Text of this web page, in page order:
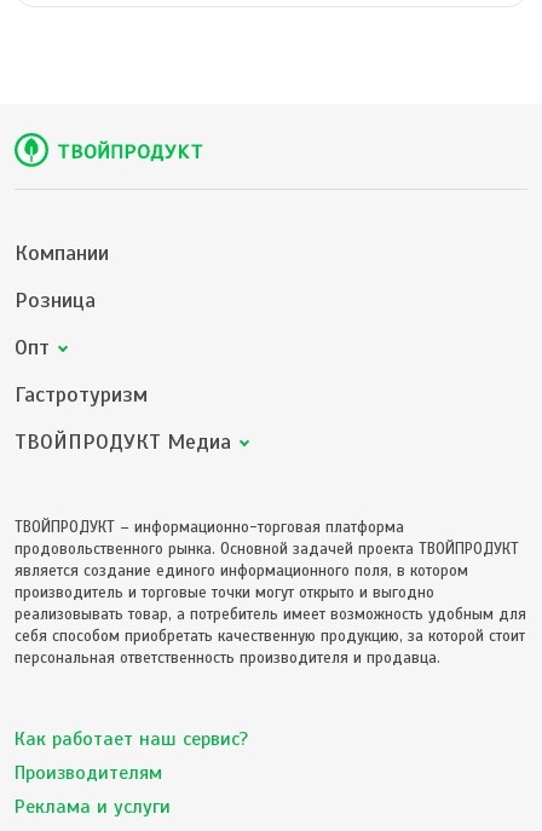
Компании
Розница
Опт
Гастротуризм
ТВОЙПРОДУКТ Медиа
ТВОЙПРОДУКТ – информационно-торговая платформа
продовольственного рынка. Основной задачей проекта ТВОЙПРОДУКТ
является создание единого информационного поля, в котором
производитель и торговые точки могут открыто и выгодно
реализовывать товар, а потребитель имеет возможность удобным для
себя способом приобретать качественную продукцию, за которой стоит
персональная ответственность производителя и продавца.
Как работает наш сервис?
Производителям
Реклама и услуги